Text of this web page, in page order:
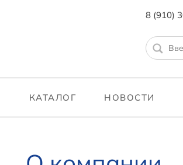
8 (910)
КАТАЛОГ НОВОСТИ